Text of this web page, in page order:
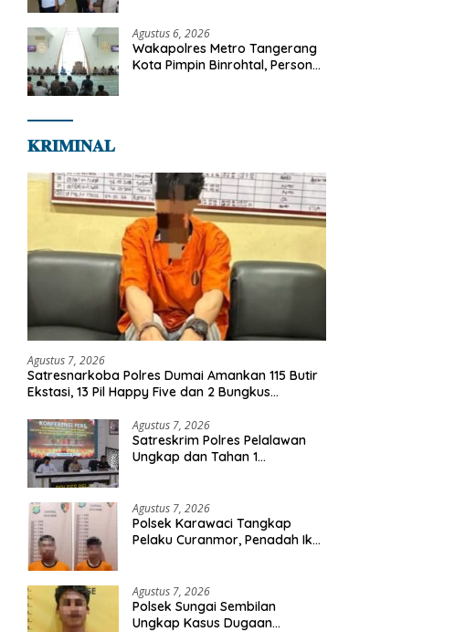
Agustus 6, 2026
Wakapolres Metro Tangerang
Kota Pimpin Binrohtal, Personel
𝐊𝐑𝐈𝐌𝐈𝐍𝐀𝐋
Agustus 7, 2026
Satresnarkoba Polres Dumai Amankan 115 Butir
Ekstasi, 13 Pil Happy Five dan 2 Bungkus
Agustus 7, 2026
Satreskrim Polres Pelalawan
Ungkap dan Tahan 1
Agustus 7, 2026
Polsek Karawaci Tangkap
Pelaku Curanmor, Penadah Ikut
Agustus 7, 2026
Polsek Sungai Sembilan
Ungkap Kasus Dugaan